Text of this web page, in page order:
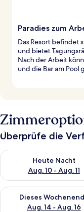
Paradies zum
Das Resort befindet
und bietet
Nach der Arbeit
und die Bar am Pool
Überprüfe die
Heute Nacht
Aug. 10 - Aug. 11
Überprüfe die
Dieses
Aug. 14 - Aug. 16
Überprüfe die